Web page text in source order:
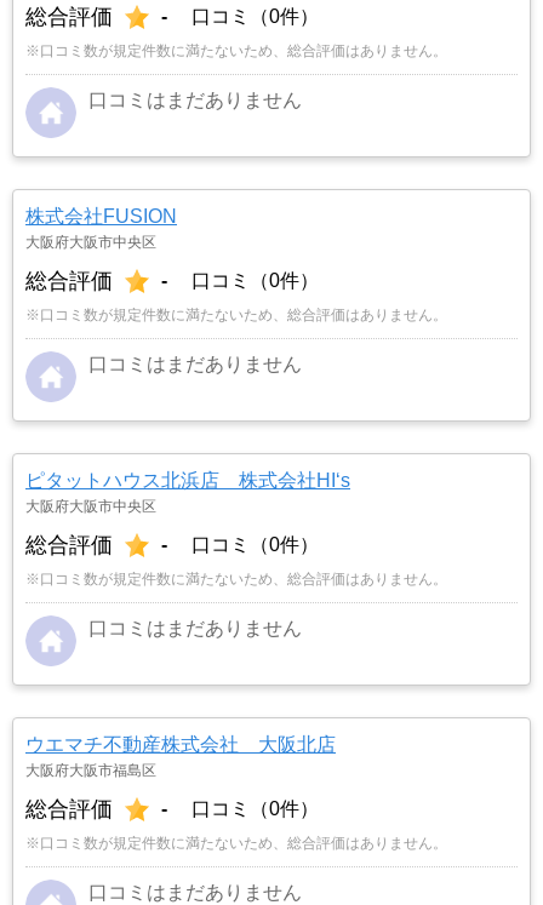
総合評価 - 口コミ（0件）
※口コミ数が規定件数に満たないため、総合評価はありません。
口コミはまだありません
株式会社FUSION
大阪府大阪市中央区
総合評価 - 口コミ（0件）
※口コミ数が規定件数に満たないため、総合評価はありません。
口コミはまだありません
ピタットハウス北浜店 株式会社HI‘s
大阪府大阪市中央区
総合評価 - 口コミ（0件）
※口コミ数が規定件数に満たないため、総合評価はありません。
口コミはまだありません
ウエマチ不動産株式会社 大阪北店
大阪府大阪市福島区
総合評価 - 口コミ（0件）
※口コミ数が規定件数に満たないため、総合評価はありません。
口コミはまだありません